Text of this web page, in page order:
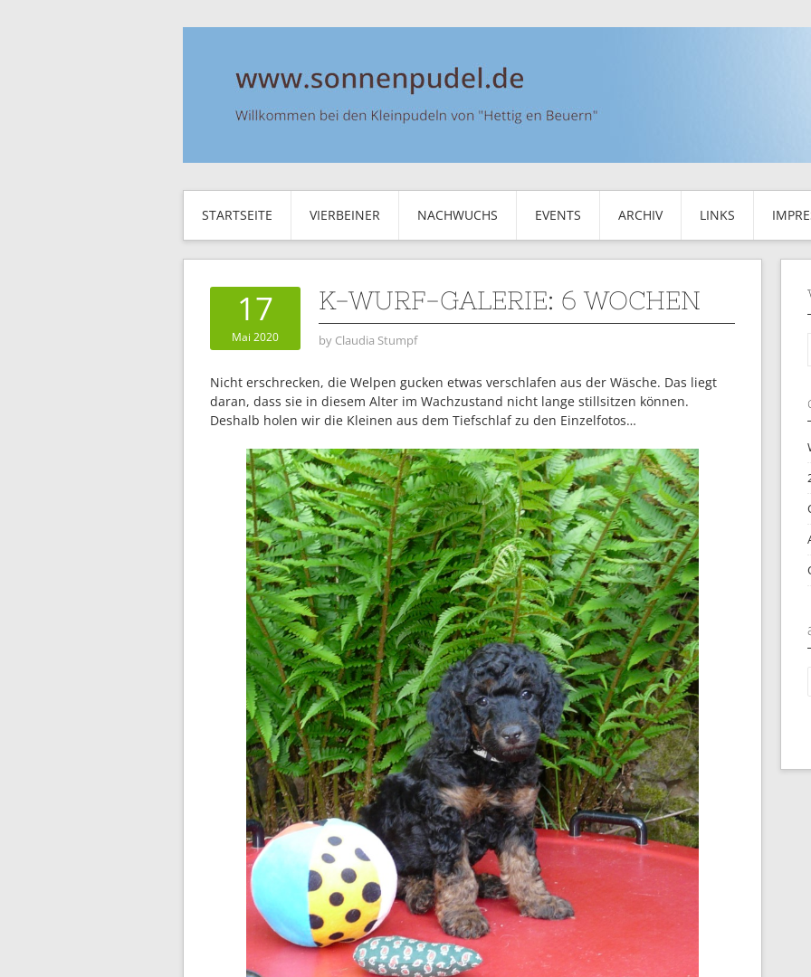
STARTSEITE VIERBEINER NACHWUCHS EVENTS ARCHIV LINKS
17
Mai 2020
K-WURF-GALERIE: 6 WOCHEN
by Claudia Stumpf
Nicht erschrecken, die Welpen gucken etwas verschlafen aus der Wäsche. Das liegt
daran, dass sie in diesem Alter im Wachzustand nicht lange stillsitzen können.
Deshalb holen wir die Kleinen aus dem Tiefschlaf zu den Einzelfotos…